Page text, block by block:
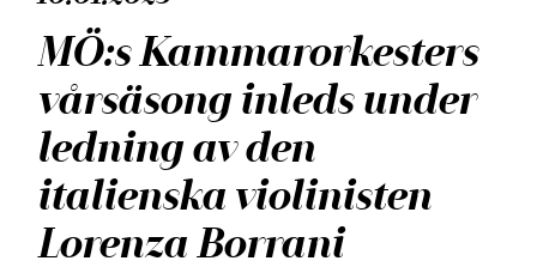
MÖ:s Kammarorkesters
vårsäsong inleds under
ledning av den
italienska violinisten
Lorenza Borrani